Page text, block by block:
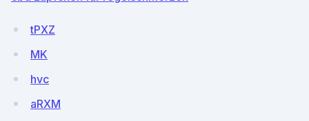
tPXZ
MK
hvc
aRXM